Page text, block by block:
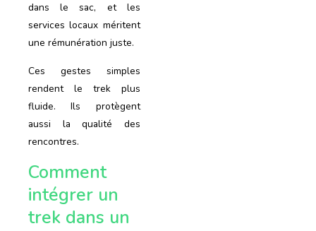
dans le sac, et les
services locaux méritent
une rémunération juste.
Ces gestes simples
rendent le trek plus
fluide. Ils protègent
aussi la qualité des
rencontres.
Comment
intégrer un
trek dans un